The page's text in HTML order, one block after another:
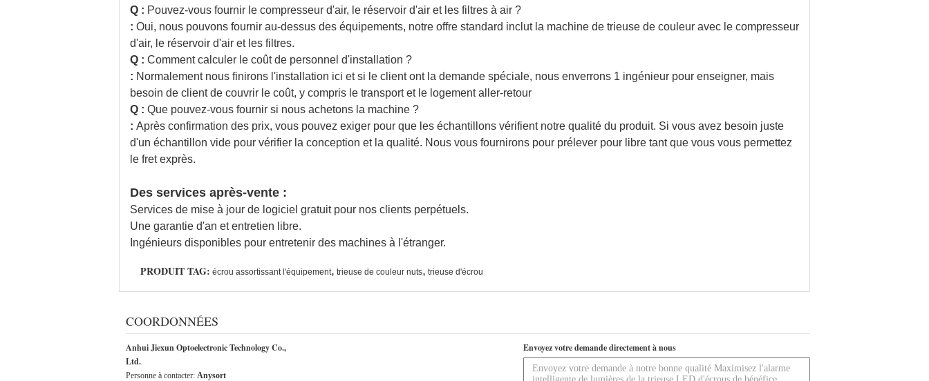
Q : Pouvez-vous fournir le compresseur d'air, le réservoir d'air et les filtres à air ?
: Oui, nous pouvons fournir au-dessus des équipements, notre offre standard inclut la machine de trieuse de couleur avec le compresseur
d'air, le réservoir d'air et les filtres.
Q : Comment calculer le coût de personnel d'installation ?
: Normalement nous finirons l'installation ici et si le client ont la demande spéciale, nous enverrons 1 ingénieur pour enseigner, mais
besoin de client de couvrir le coût, y compris le transport et le logement aller-retour
Q : Que pouvez-vous fournir si nous achetons la machine ?
: Après confirmation des prix, vous pouvez exiger pour que les échantillons vérifient notre qualité du produit. Si vous avez besoin juste
d'un échantillon vide pour vérifier la conception et la qualité. Nous vous fournirons pour prélever pour libre tant que vous vous permettez
le fret exprès.
Des services après-vente :
Services de mise à jour de logiciel gratuit pour nos clients perpétuels.
Une garantie d'an et entretien libre.
Ingénieurs disponibles pour entretenir des machines à l'étranger.
PRODUIT TAG: écrou assortissant l'équipement, trieuse de couleur nuts, trieuse d'écrou
COORDONNÉES
Anhui Jiexun Optoelectronic Technology Co.,
Ltd.
Personne à contacter: Anysort
Envoyez votre demande directement à nous